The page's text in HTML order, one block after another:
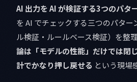
AI 出力を AI が検証する3つのパター
を AI でチェックする三つのパタ
ル検証・ルールベース検証）を整
論は「モデルの性能」だけでは閉
計でかなり押し戻せる という現場